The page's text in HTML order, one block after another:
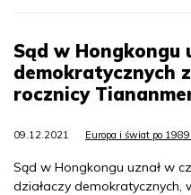
Sąd w Hongkongu
demokratycznych
rocznicy
09.12.2021 Europa i świat po
Sąd w Hongkongu uznał w
działaczy